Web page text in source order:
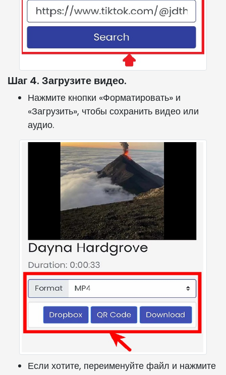
Шаг 4. Загрузите видео.
Нажмите кнопки «Форматировать» и
«Загрузить», чтобы сохранить видео или
аудио.
Если хотите, переименуйте файл и нажмите